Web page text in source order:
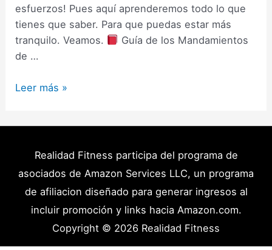
esfuerzos! Pues aquí aprenderemos todo lo que
tienes que saber. Para que puedas estar más
tranquilo. Veamos.
Guía de los Mandamientos
de …
Ayuno
Ayuno
Que
Leer más »
Realidad Fitness participa del programa de
asociados de Amazon Services LLC, un programa
de afiliacion diseñado para generar ingresos al
incluir promoción y links hacia Amazon.com.
Copyright © 2026 Realidad Fitness